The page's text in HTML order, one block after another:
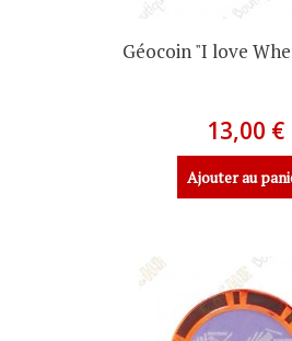
Géocoin "I love
13,00 €
Ajouter au